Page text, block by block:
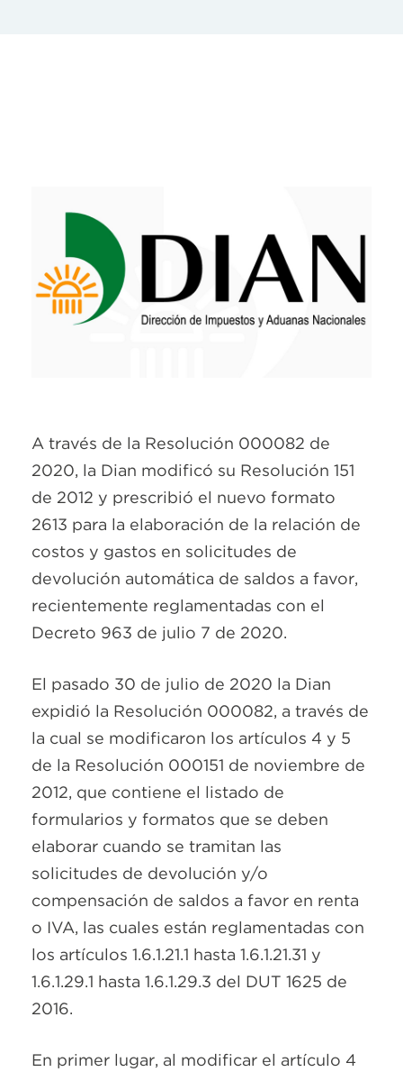
A través de la Resolución 000082 de
2020, la Dian modificó su Resolución 151
de 2012 y prescribió el nuevo formato
2613 para la elaboración de la relación de
costos y gastos en solicitudes de
devolución automática de saldos a favor,
recientemente reglamentadas con el
Decreto 963 de julio 7 de 2020.
El pasado 30 de julio de 2020 la Dian
expidió la Resolución 000082, a través de
la cual se modificaron los artículos 4 y 5
de la Resolución 000151 de noviembre de
2012, que contiene el listado de
formularios y formatos que se deben
elaborar cuando se tramitan las
solicitudes de devolución y/o
compensación de saldos a favor en renta
o IVA, las cuales están reglamentadas con
los artículos 1.6.1.21.1 hasta 1.6.1.21.31 y
1.6.1.29.1 hasta 1.6.1.29.3 del DUT 1625 de
2016.
En primer lugar, al modificar el artículo 4